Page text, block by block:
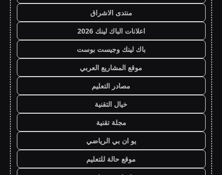
منتدى الاشراق
اعلانات الباك لينك 2026
باك لينك وجيست بوست
موقع المشاريع العربي
مصادر التعليم
خيال التقنية
مجلة تقنية
يو ان بي الرياضي
موقع حالة للتعليم